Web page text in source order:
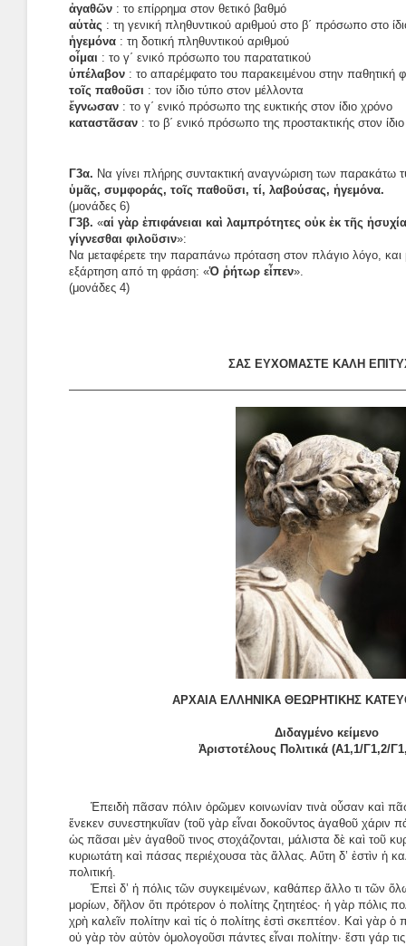
ἀγαθῶν : το επίρρημα στον θετικό βαθμό
αὑτὰς : τη γενική πληθυντικού αριθμού στο β΄ πρόσωπο στο
ἡγεμόνα : τη δοτική πληθυντικού αριθμού
οἶμαι : το γ΄ ενικό πρόσωπο του παρατατικού
ὑπέλαβον : το απαρέμφατο του παρακειμένου στην παθητική
τοῖς παθοῦσι : τον ίδιο τύπο στον μέλλοντα
ἔγνωσαν : το γ΄ ενικό πρόσωπο της ευκτικής στον ίδιο χρόνο
καταστᾶσαν : το β΄ ενικό πρόσωπο της προστακτικής στον
Γ3α. Να γίνει πλήρης συντακτική αναγνώριση των παρακάτω
ὑμᾶς, συμφοράς, τοῖς παθοῦσι, τί, λαβούσας, ἡγεμόνα.
(μονάδες 6)
Γ3β. «αἱ γὰρ ἐπιφάνειαι καὶ λαμπρότητες οὐκ ἐκ τῆς
γίγνεσθαι φιλοῦσιν»:
Να μεταφέρετε την παραπάνω πρόταση στον πλάγιο λόγο, και
εξάρτηση από τη φράση: «Ὁ ῥήτωρ εἶπεν».
(μονάδες 4)
ΣΑΣ ΕΥΧΟΜΑΣΤΕ ΚΑΛΗ
ΑΡΧΑΙΑ ΕΛΛΗΝΙΚΑ ΘΕΩΡΗΤΙΚΗΣ
Διδαγμένο κείμενο
Ἀριστοτέλους Πολιτικά (Α1,1/Γ1,2/
Ἐπειδὴ πᾶσαν πόλιν ὁρῶμεν κοινωνίαν τινὰ οὖσαν καὶ
ἕνεκεν συνεστηκυῖαν (τοῦ γὰρ εἶναι δοκοῦντος ἀγαθοῦ χάριν
ὡς πᾶσαι μὲν ἀγαθοῦ τινος στοχάζονται, μάλιστα δὲ καὶ τοῦ
κυριωτάτη καὶ πάσας περιέχουσα τὰς ἄλλας. Αὕτη δ’ ἐστὶν ἡ
πολιτική.
Ἐπεὶ δ’ ἡ πόλις τῶν συγκειμένων, καθάπερ ἄλλο τι τῶν
μορίων, δῆλον ὅτι πρότερον ὁ πολίτης ζητητέος· ἡ γὰρ πόλις
χρὴ καλεῖν πολίτην καὶ τίς ὁ πολίτης ἐστὶ σκεπτέον. Καὶ γὰρ ὁ
οὐ γὰρ τὸν αὐτὸν ὁμολογοῦσι πάντες εἶναι πολίτην· ἔστι γάρ